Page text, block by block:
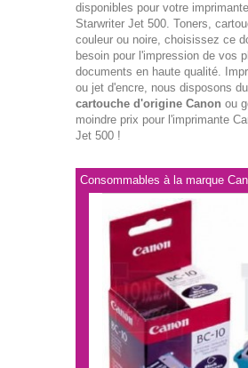
disponibles pour votre
Starwriter Jet 500. Toners,
couleur ou noire, choisissez ce
besoin pour l'impression de vos
documents en haute qualité.
ou jet d'encre, nous disposons
cartouche d'origine Canon ou
moindre prix pour l'imprimante
Jet 500 !
Consommables à la marque